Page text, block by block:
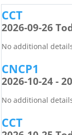
CCT
2026-09-26
No additional
CNCP1
2026-10-24 -
No additional
CCT